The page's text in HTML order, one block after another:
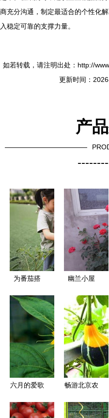
商充分沟通，制定最适合的个性化
入稳定可靠的支撑力量。
如若转载，请注明出处：http://
更新时间：
产
为番茄搭
长——记双
流区东升迎
春幼儿园大
班组种植区
活动
幽兰小屋
的秘密
六月的爱歌
景与勾花网
畅游北京农
探秘果蔬林